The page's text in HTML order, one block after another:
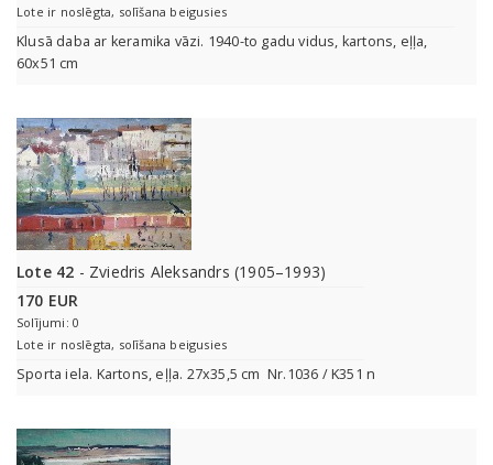
Lote ir noslēgta, solīšana beigusies
Klusā daba ar keramika vāzi. 1940-to gadu vidus, kartons, eļļa,
60x51 cm
Lote 42 - Zviedris Aleksandrs (1905–1993)
170 EUR
Solījumi: 0
Lote ir noslēgta, solīšana beigusies
Sporta iela. Kartons, eļļa. 27x35,5 cm Nr.1036 / K351 n